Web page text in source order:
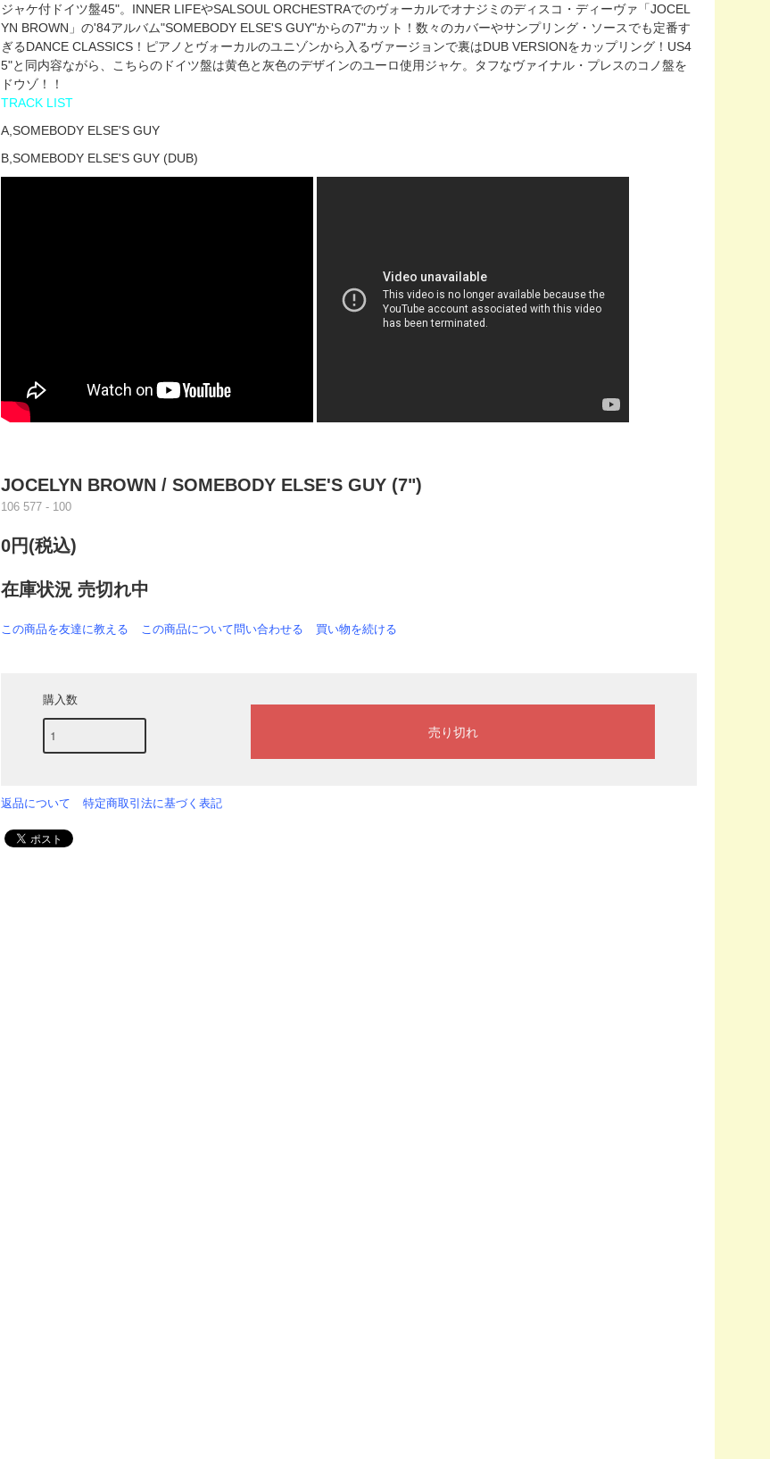
ジャケ付ドイツ盤45"。INNER LIFEやSALSOUL ORCHESTRAでのヴォーカルでオナジミのディスコ・ディーヴァ「JOCEL
YN BROWN」の'84アルバム"SOMEBODY ELSE'S GUY"からの7"カット！数々のカバーやサンプリング・ソースでも定番す
ぎるDANCE CLASSICS！ピアノとヴォーカルのユニゾンから入るヴァージョンで裏はDUB VERSIONをカップリング！US4
5"と同内容ながら、こちらのドイツ盤は黄色と灰色のデザインのユーロ使用ジャケ。タフなヴァイナル・プレスのコノ盤を
ドウゾ！！
TRACK LIST
A,SOMEBODY ELSE'S GUY
B,SOMEBODY ELSE'S GUY (DUB)
JOCELYN BROWN / SOMEBODY ELSE'S GUY (7")
106 577 - 100
0円(税込)
在庫状況 売切れ中
この商品を友達に教える この商品について問い合わせる 買い物を続ける
購入数
返品について 特定商取引法に基づく表記